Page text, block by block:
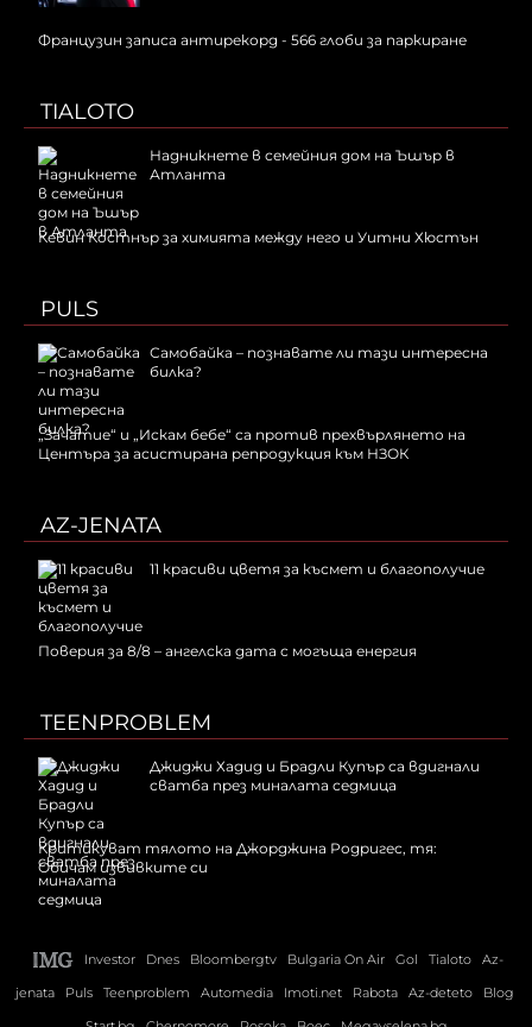
Французин записа антирекорд - 566 глоби за паркиране
TIALOTO
Надникнете в семейния дом на Ъшър в
Атланта
Кевин Костнър за химията между него и Уитни Хюстън
PULS
Самобайка – познавате ли тази интересна
билка?
„Зачатие“ и „Искам бебе“ са против прехвърлянето на
Центъра за асистирана репродукция към НЗОК
AZ-JENATA
11 красиви цветя за късмет и благополучие
Поверия за 8/8 – ангелска дата с могъща енергия
TEENPROBLEM
Джиджи Хадид и Брадли Купър са вдигнали
сватба през миналата седмица
Критикуват тялото на Джорджина Родригес, тя:
Обичам извивките си
Investor Dnes Bloombergtv Bulgaria On Air Gol Tialoto
Az-
jenata
Puls Teenproblem Automedia Imoti.net Rabota Az-deteto
Blog